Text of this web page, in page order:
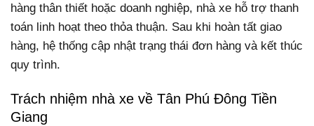
hàng thân thiết hoặc doanh nghiệp, nhà xe hỗ trợ thanh
toán linh hoạt theo thỏa thuận. Sau khi hoàn tất giao
hàng, hệ thống cập nhật trạng thái đơn hàng và kết thúc
quy trình.
Trách nhiệm nhà xe về Tân Phú Đông Tiền
Giang